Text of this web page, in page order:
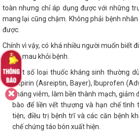
toàn nhưng chỉ áp dụng được với những
mang lại cũng chậm. Không phải bệnh
được.
Chính vì vậy, có khá nhiều người muốn biết
gì cho mau khỏi bệnh.
Một số loại thuốc kháng sinh thường
Aspirin (Asreiptin, Bayer), Ibuprofen
kháng viêm, làm bền thành mạch, giảm
bào để liền vết thương và hạn chế tình
tiện, điều trị bệnh trĩ và các căn bệnh
chế chứng táo bón xuất hiện.